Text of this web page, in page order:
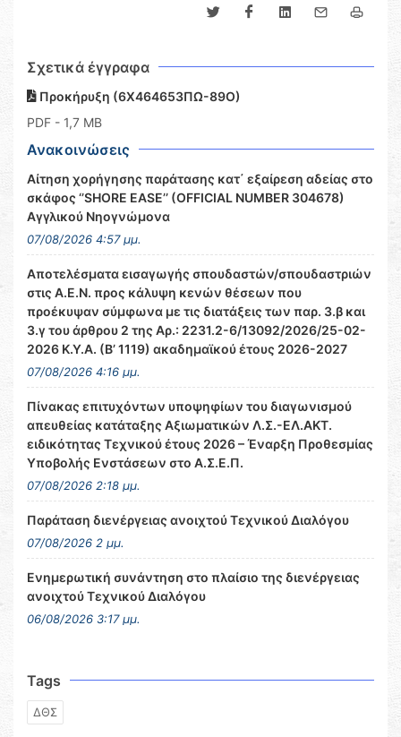
Σχετικά έγγραφα
Προκήρυξη (6Χ464653ΠΩ-89Ο)
PDF - 1,7 MB
Ανακοινώσεις
Αίτηση χορήγησης παράτασης κατ΄ εξαίρεση αδείας στο
σκάφος ‘’SHORE EASE’’ (OFFICIAL NUMBER 304678)
Αγγλικού Νηογνώμονα
07/08/2026 4:57 μμ.
Αποτελέσματα εισαγωγής σπουδαστών/σπουδαστριών
στις Α.Ε.Ν. προς κάλυψη κενών θέσεων που
προέκυψαν σύμφωνα με τις διατάξεις των παρ. 3.β και
3.γ του άρθρου 2 της Αρ.: 2231.2-6/13092/2026/25-02-
2026 Κ.Υ.Α. (Β’ 1119) ακαδημαϊκού έτους 2026-2027
07/08/2026 4:16 μμ.
Πίνακας επιτυχόντων υποψηφίων του διαγωνισμού
απευθείας κατάταξης Αξιωματικών Λ.Σ.-ΕΛ.ΑΚΤ.
ειδικότητας Τεχνικού έτους 2026 – Έναρξη Προθεσμίας
Υποβολής Ενστάσεων στο Α.Σ.Ε.Π.
07/08/2026 2:18 μμ.
Παράταση διενέργειας ανοιχτού Τεχνικού Διαλόγου
07/08/2026 2 μμ.
Ενημερωτική συνάντηση στο πλαίσιο της διενέργειας
ανοιχτού Τεχνικού Διαλόγου
06/08/2026 3:17 μμ.
Tags
ΔΘΣ